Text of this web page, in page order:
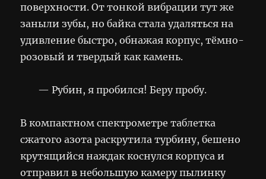
поверхности. От тонкой вибрации тут же
заныли зубы, но байка стала удаляться на
удивление быстро, обнажая корпус, тёмно-
розовый и твердый как камень.
— Рубин, я пробился! Беру пробу.
В компактном спектрометре таблетка
сжатого азота раскрутила турбину, бешено
крутящийся наждак коснулся корпуса и
отправил в небольшую камеру пылинку